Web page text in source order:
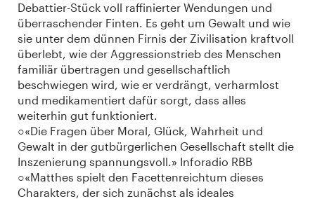
Debattier-Stück voll raffinierter Wendungen und
überraschender Finten. Es geht um Gewalt und wie
sie unter dem dünnen Firnis der Zivilisation kraftvoll
überlebt, wie der Aggressionstrieb des Menschen
familiär übertragen und gesellschaftlich
beschwiegen wird, wie er verdrängt, verharmlost
und medikamentiert dafür sorgt, dass alles
weiterhin gut funktioniert.
○«Die Fragen über Moral, Glück, Wahrheit und
Gewalt in der gutbürgerlichen Gesellschaft stellt die
Inszenierung spannungsvoll.» Inforadio RBB
○«Matthes spielt den Facettenreichtum dieses
Charakters, der sich zunächst als ideales